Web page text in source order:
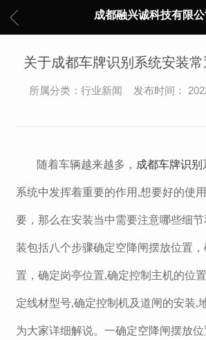
成都融兴诚科技有限公
关于成都车牌识别系统安装
所属分类：行业新闻 发布时间：
随着车辆越来越多， 成都车牌识别
系统中发挥着重要的作用,想要好的使
要，那么在安装当中需要注意哪些细
装包括八个步骤确定空降闸摆放位置
置，确定岗亭位置,确定控制主机的位
定线材型号,确定控制机及道闸的安装,
为大家详细解说。一确定空降闸摆放